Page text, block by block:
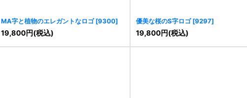
MA字と植物のエレガントなロゴ [9300]
19,800円(税込)
優美な桜のS字ロゴ [9297]
19,800円(税込)